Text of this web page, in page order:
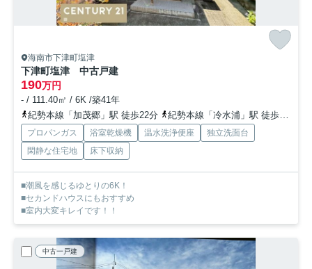
海南市下津町塩津
下津町塩津 中古戸建
190万円
- / 111.40㎡ / 6K /築41年
紀勢本線「加茂郷」駅 徒歩22分
紀勢本線「冷水浦」駅 徒歩40分
プロパンガス 浴室乾燥機 温水洗浄便座
独立洗面台
閑静な住宅地
床下収納
■潮風を感じるゆとりの6K！
■セカンドハウスにもおすすめ
■室内大変キレイです！！
中古一戸建